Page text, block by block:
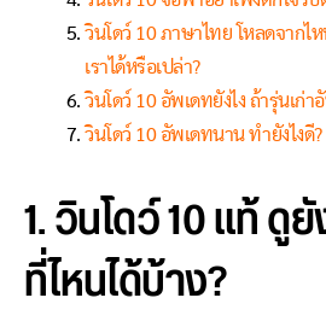
วินโดว์ 10 ภาษาไทย โหลดจากไ
เราได้หรือเปล่า?
วินโดว์ 10 อัพเดทยังไง ถ้ารุ่นเก่า
วินโดว์ 10 อัพเดทนาน ทำยังไงดี?
1. วินโดว์ 10 แท้ ดู
ที่ไหนได้บ้าง?